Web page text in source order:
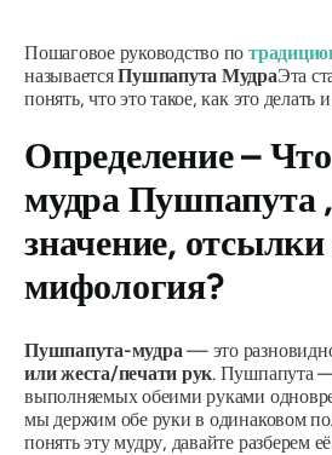
Пошаговое руководство по
называетсяПушпапута МудраЭта
понять, что это такое, как это делать
Определение –
мудра Пушпапута
значение,
мифология?
Пушпапута-мудра— это
или жеста/печати рук. Пушпапута—
выполняемых обеими руками
мы держим обе руки в одинаковом
понять этумудру, давайте разберем